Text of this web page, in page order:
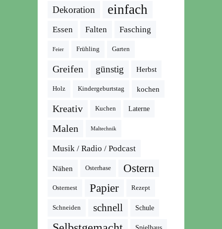
Dekoration einfach
Essen Falten Fasching
Feier Frühling Garten
Greifen günstig Herbst
Holz Kindergeburtstag kochen
Kreativ Kuchen Laterne
Malen Maltechnik
Musik / Radio / Podcast
Nähen Osterhase Ostern
Osternest Papier Rezept
Schneiden schnell Schule